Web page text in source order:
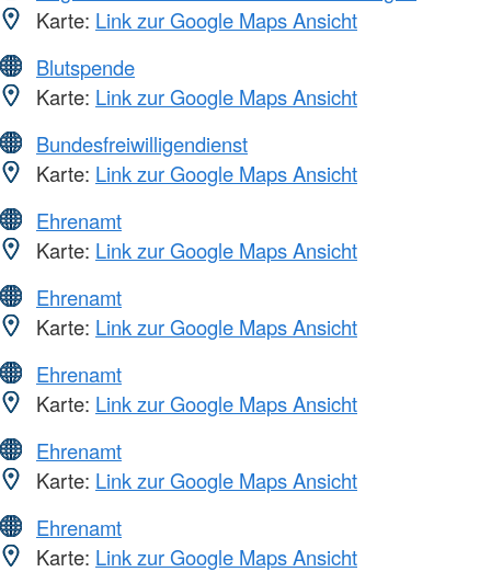
Karte: Link zur Google Maps Ansicht
Blutspende
Karte: Link zur Google Maps Ansicht
Bundesfreiwilligendienst
Karte: Link zur Google Maps Ansicht
Ehrenamt
Karte: Link zur Google Maps Ansicht
Ehrenamt
Karte: Link zur Google Maps Ansicht
Ehrenamt
Karte: Link zur Google Maps Ansicht
Ehrenamt
Karte: Link zur Google Maps Ansicht
Ehrenamt
Karte: Link zur Google Maps Ansicht